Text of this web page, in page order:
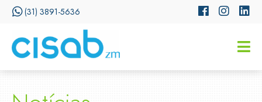
(31) 3891-5636
CISSA